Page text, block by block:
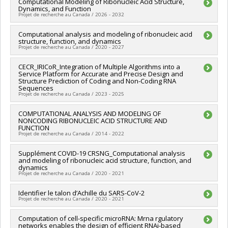
Dynamics, and Function
Projet de recherche au Canada / 2026 - 2032
Chercheur principal :François Major
Sources de financement :CRSNG/Conseil de recherches en
sciences naturelles et génie du Canada (CRSNG)
subvention à la découverte individuelle ou de groupe
Computational analysis and modeling of ribonucleic acid
structure, function, and dynamics
Projet de recherche au Canada / 2020 - 2027
Chercheur principal :François Major
Sources de financement :CRSNG/Conseil de recherches en
sciences naturelles et génie du Canada (CRSNG)
Programmes de subvention : PVX20965-(RGP) Programme de
subvention à la découverte individuelle ou de groupe
CECR_IRICoR_Integration of Multiple Algorithms into a
Service Platform for Accurate and Precise Design and
Structure Prediction of Coding and Non-Coding RNA
Sequences
Projet de recherche au Canada / 2023 - 2025
Co-chercheurs :François Major
Sources de financement :Secrétariat Inter-Conseil et
Réseaux des centres d'excellence (RCE)
Programmes de subvention :
COMPUTATIONAL ANALYSIS AND MODELING OF
NONCODING RIBONUCLEIC ACID STRUCTURE AND
FUNCTION
Projet de recherche au Canada / 2014 - 2022
Chercheur principal : François Major
Sources de financement :CRSNG/Conseil de recherches en
sciences naturelles et génie du Canada (CRSNG)
Programmes de subvention :PVX20965-(RGP) Programme de
subvention à la découverte individuelle ou de groupe
Supplément COVID-19 CRSNG_Computational analysis
and modeling of ribonucleic acid structure, function, and
dynamics
Projet de recherche au Canada / 2020 - 2021
Chercheur principal :François Major
Sources de financement :CRSNG/Conseil de recherches en
sciences naturelles et génie du Canada (CRSNG)
Programmes de subvention :PVXXXXXX-Supplément à l’appui
Identifier le talon d’Achille du SARS-CoV-2
Projet de recherche au Canada / 2020 - 2021
Chercheur principal :François Major
Computation of cell-specific microRNA: Mrna rgulatory
networks enables the design of efficient RNAi-based